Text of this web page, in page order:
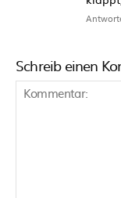
Schreib einen